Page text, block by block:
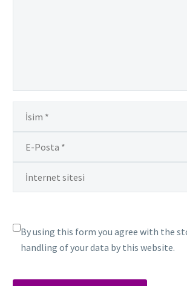
By using this form you agree with the
handling of your data by this website.